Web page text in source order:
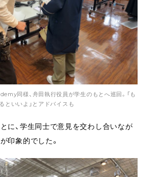
同様、舟田執行役員が学生のもとへ巡回。「も
といいよ」とアドバイスも
に、学生同士で意見を交わし合いなが
印象的でした。